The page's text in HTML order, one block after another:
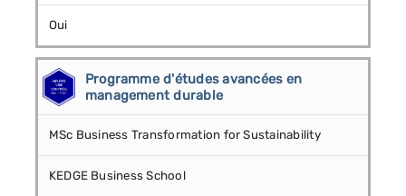
Oui
Programme d'études avancées en
management durable
MSc Business Transformation for Sustainability
KEDGE Business School